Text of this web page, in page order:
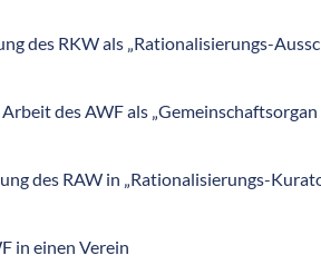
des RKW als „Rationalisierungs-
des AWF als
des RAW in „Rationalisierungs-
in einen Verein